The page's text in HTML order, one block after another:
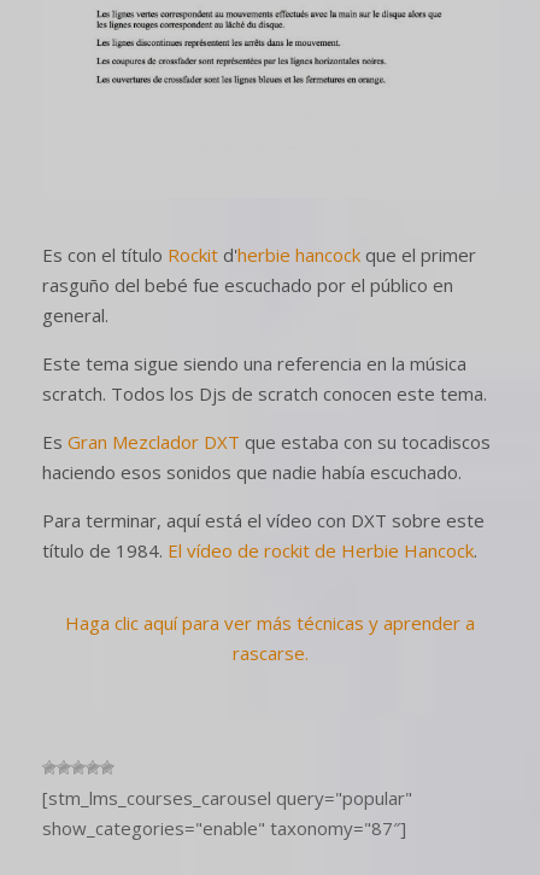
Es con el título Rockit d'herbie hancock que el primer
rasguño del bebé fue escuchado por el público en
general.
Este tema sigue siendo una referencia en la música
scratch. Todos los Djs de scratch conocen este tema.
Es Gran Mezclador DXT que estaba con su tocadiscos
haciendo esos sonidos que nadie había escuchado.
Para terminar, aquí está el vídeo con DXT sobre este
título de 1984. El vídeo de rockit de Herbie Hancock.
Haga clic aquí para ver más técnicas y aprender a
rascarse.
[stm_lms_courses_carousel query="popular"
show_categories="enable" taxonomy="87″]